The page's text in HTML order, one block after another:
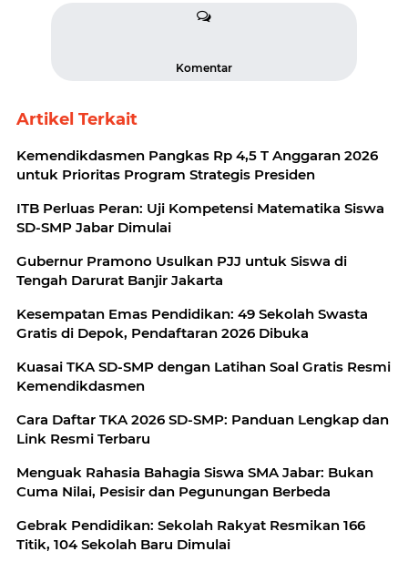
Komentar
Artikel Terkait
Kemendikdasmen Pangkas Rp 4,5 T Anggaran 2026
untuk Prioritas Program Strategis Presiden
ITB Perluas Peran: Uji Kompetensi Matematika Siswa
SD-SMP Jabar Dimulai
Gubernur Pramono Usulkan PJJ untuk Siswa di
Tengah Darurat Banjir Jakarta
Kesempatan Emas Pendidikan: 49 Sekolah Swasta
Gratis di Depok, Pendaftaran 2026 Dibuka
Kuasai TKA SD-SMP dengan Latihan Soal Gratis Resmi
Kemendikdasmen
Cara Daftar TKA 2026 SD-SMP: Panduan Lengkap dan
Link Resmi Terbaru
Menguak Rahasia Bahagia Siswa SMA Jabar: Bukan
Cuma Nilai, Pesisir dan Pegunungan Berbeda
Gebrak Pendidikan: Sekolah Rakyat Resmikan 166
Titik, 104 Sekolah Baru Dimulai